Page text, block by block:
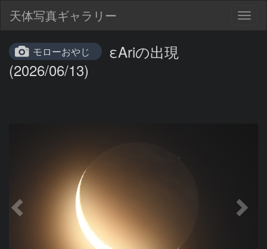
天体写真ギャラリー
モローおやじ
εAriの出現
(2026/06/13)